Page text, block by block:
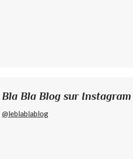
Bla Bla Blog sur Instagram
@leblablablog